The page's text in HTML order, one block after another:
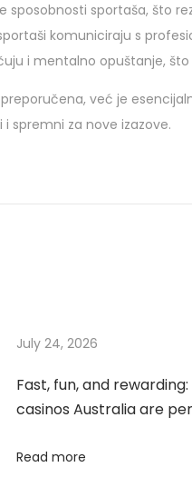
sposobnosti sportaša, što
komuniciraju s
i mentalno opuštanje,
već je
spremni za nove izazove.
July 24, 2026
Fast, fun, and
casinos Australia are
Read more